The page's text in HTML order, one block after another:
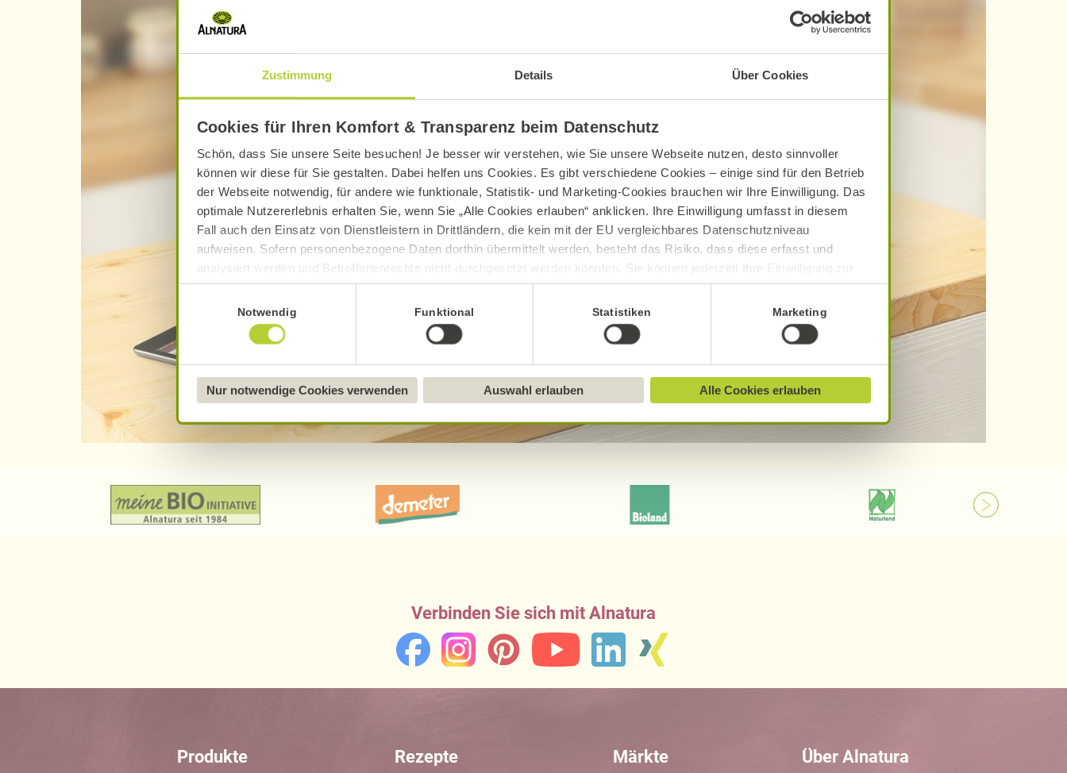
Zustimmung Details Über Cookies
Cookies für Ihren Komfort & Transparenz beim Datenschutz
Schön, dass Sie unsere Seite besuchen! Je besser wir verstehen, wie Sie unsere Webseite nutzen, desto sinnvoller
können wir diese für Sie gestalten. Dabei helfen uns Cookies. Es gibt verschiedene Cookies – einige sind für den Betrieb
der Webseite notwendig, für andere wie funktionale, Statistik- und Marketing-Cookies brauchen wir Ihre Einwilligung. Das
optimale Nutzererlebnis erhalten Sie, wenn Sie „Alle Cookies erlauben“ anklicken. Ihre Einwilligung umfasst in diesem
Fall auch den Einsatz von Dienstleistern in Drittländern, die kein mit der EU vergleichbares Datenschutzniveau
aufweisen. Sofern personenbezogene Daten dorthin übermittelt werden, besteht das Risiko, dass diese erfasst und
analysiert werden und Betroffenenrechte nicht durchgesetzt werden könnten. Sie können jederzeit Ihre Einwilligung zur
Datenverarbeitung und -übermittlung widerrufen und Tools deaktivieren. Ausführliche Informationen finden Sie in unserer
Datenschutzerklärung
Näheres über uns erfahren Sie in unseremImpressum
Notwendig Funktional Statistiken Marketing
Nur notwendige Cookies verwenden Auswahl erlauben Alle Cookies erlauben
Verbinden Sie sich mit Alnatura
Produkte Rezepte Märkte Über Alnatura